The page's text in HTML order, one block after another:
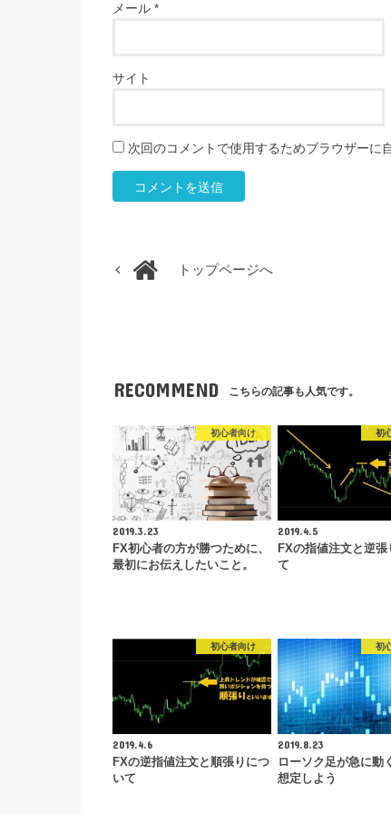
メール *
サイト
次回のコメントで使用するためブラウザーに
トップページへ
RECOMMEND こちらの記事も人気です。
初心者向け
2019.3.23
FX初心者の方が勝つために、
最初にお伝えしたいこと。
初
2019.4.5
FXの指値注文と逆張
て
初心者向け
2019.4.6
FXの逆指値注文と順張りにつ
いて
初
2019.8.23
ローソク足が急に動
想定しよう